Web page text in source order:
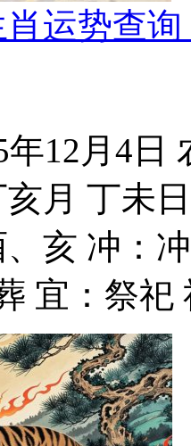
运势查
年12月4日
亥月 丁未
、亥 冲：
宜：祭祀